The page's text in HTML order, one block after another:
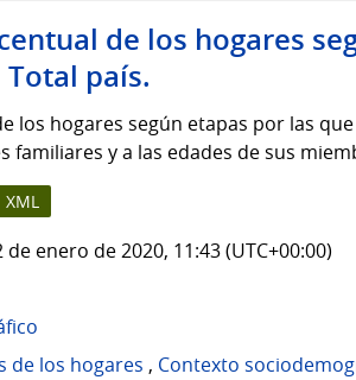
de los hogares
país.
los hogares según etapas por las
familiares y a las edades de sus
XML
de enero de 2020, 11:43 (UTC+00:00)
de los hogares , Contexto